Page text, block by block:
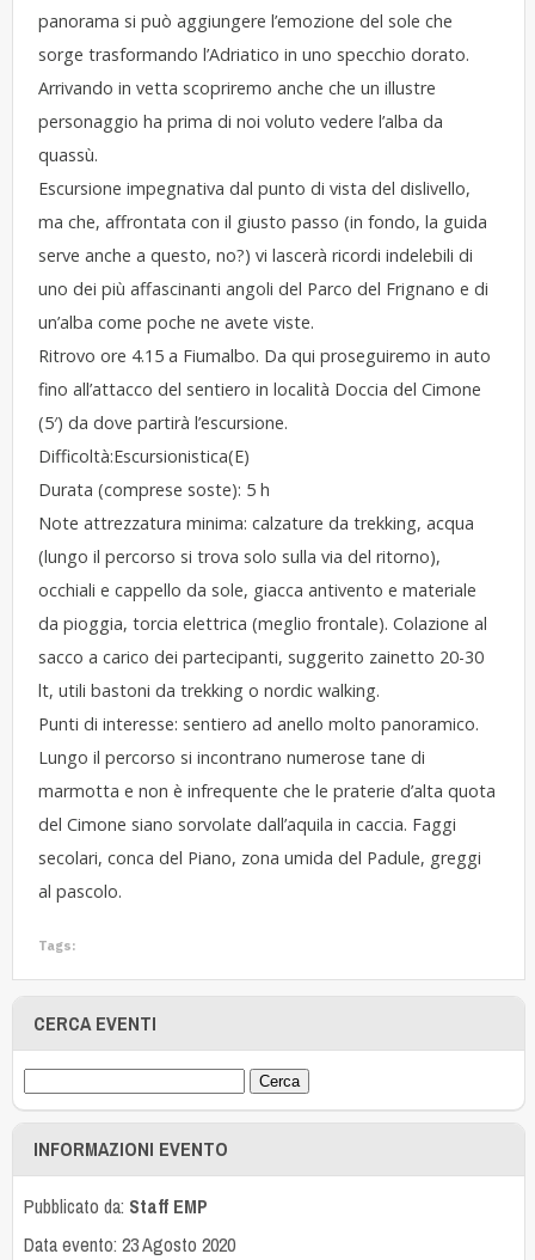
panorama si può aggiungere l’emozione del sole che
sorge trasformando l’Adriatico in uno specchio dorato.
Arrivando in vetta scopriremo anche che un illustre
personaggio ha prima di noi voluto vedere l’alba da
quassù.
Escursione impegnativa dal punto di vista del dislivello,
ma che, affrontata con il giusto passo (in fondo, la guida
serve anche a questo, no?) vi lascerà ricordi indelebili di
uno dei più affascinanti angoli del Parco del Frignano e di
un’alba come poche ne avete viste.
Ritrovo ore 4.15 a Fiumalbo. Da qui proseguiremo in auto
fino all’attacco del sentiero in località Doccia del Cimone
(5′) da dove partirà l’escursione.
Difficoltà:Escursionistica(E)
Durata (comprese soste): 5 h
Note attrezzatura minima: calzature da trekking, acqua
(lungo il percorso si trova solo sulla via del ritorno),
occhiali e cappello da sole, giacca antivento e materiale
da pioggia, torcia elettrica (meglio frontale). Colazione al
sacco a carico dei partecipanti, suggerito zainetto 20-30
lt, utili bastoni da trekking o nordic walking.
Punti di interesse: sentiero ad anello molto panoramico.
Lungo il percorso si incontrano numerose tane di
marmotta e non è infrequente che le praterie d’alta quota
del Cimone siano sorvolate dall’aquila in caccia. Faggi
secolari, conca del Piano, zona umida del Padule, greggi
al pascolo.
Tags:
CERCA EVENTI
INFORMAZIONI EVENTO
Pubblicato da: Staff EMP
Data evento: 23 Agosto 2020